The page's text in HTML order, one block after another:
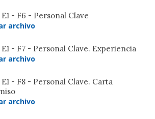
- F6 - Personal Clave
archivo
- F7 - Personal Clave. Experiencia
archivo
- F8 - Personal Clave. Carta
archivo